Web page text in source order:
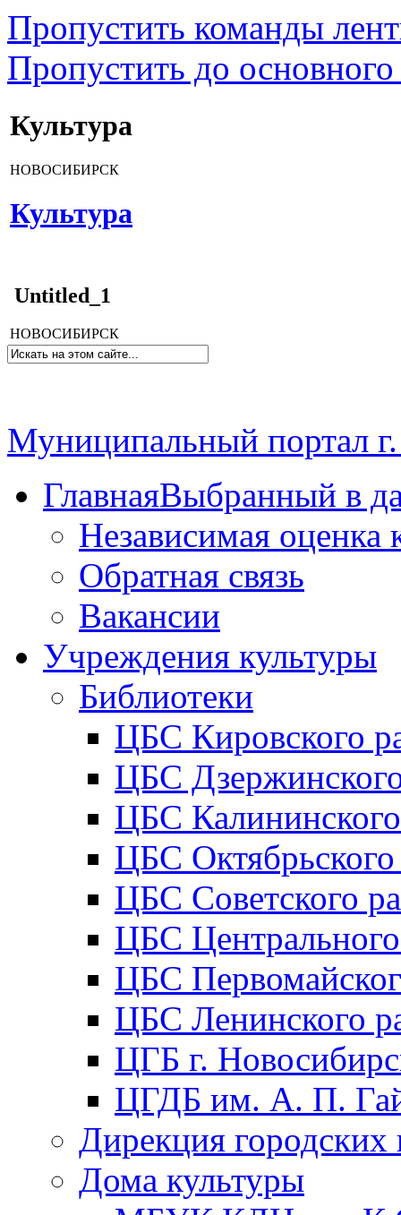
Пропустить команды
Пропустить до основного
Культура
НОВОСИБИРСК
Культура
Untitled_1
НОВОСИБИРСК
Муниципальный портал
ГлавнаяВыбранный в
Независимая оценка
Обратная связь
Вакансии
Учреждения культуры
Библиотеки
ЦБС Кировского
ЦБС
ЦБС
ЦБС
ЦБС Советского
ЦБС
ЦБС
ЦБС Ленинского
ЦГБ г.
ЦГДБ им. А. П.
Дирекция городских
Дома культуры